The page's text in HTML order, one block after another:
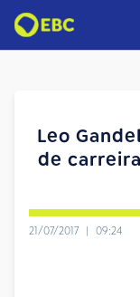
Leo
de
21/07/2017 | 09:24